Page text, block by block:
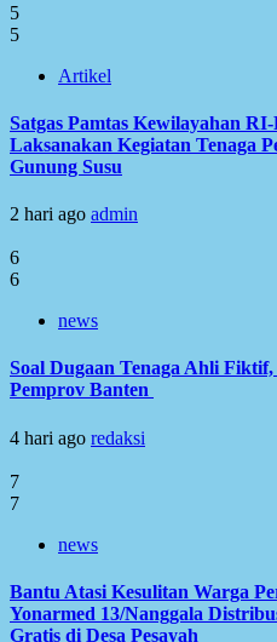
5
5
Artikel
Satgas Pamtas Kewilayahan
Laksanakan Kegiatan Tenaga
Gunung Susu
2 hari ago admin
6
6
news
Soal Dugaan Tenaga Ahli
Pemprov Banten
4 hari ago redaksi
7
7
news
Bantu Atasi Kesulitan Warga
Yonarmed 13/Nanggala
Gratis di Desa Pesayah